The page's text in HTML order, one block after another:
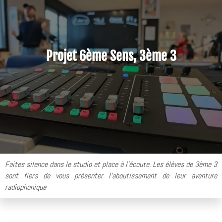
Projet 6ème Sens, 3ème 3
Faites silence dans le studio et place à l'écoute. Les élèves de 3ème 3
sont fiers de vous présenter l'aboutissement de leur aventure
radiophonique